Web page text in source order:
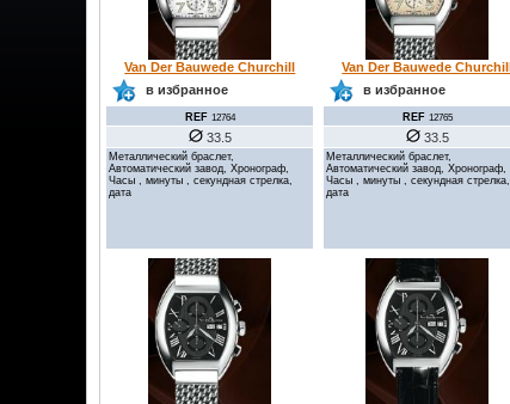
Van Der Bauwede Churchill
в избранное
REF 12764
33.5
Металлический браслет,
Автоматический завод, Хронограф,
Часы , минуты , секундная стрелка,
дата
Van Der Bauwede Churchill
в избранное
REF 12765
33.5
Металлический браслет,
Автоматический завод, Хронограф,
Часы , минуты , секундная стрелка,
дата